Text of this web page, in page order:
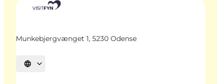
Munkebjergvænget 1, 5230 Odense
Vælg sprog